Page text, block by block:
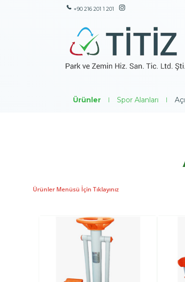
+90 216 201 1 201
Ürünler | Spor Alanları |
Ürünler Menüsü İçin Tıklayınız